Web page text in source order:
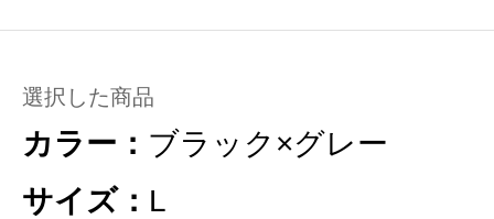
選択した商品
カラー： ブラック×グレー
サイズ： L